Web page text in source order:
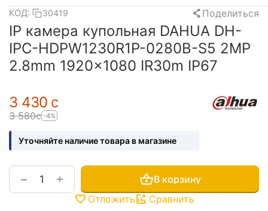
КОД: 30419 Поделиться
IP камера купольная DAHUA DH-
IPC-HDPW1230R1P-0280B-S5 2MP
2.8mm 1920×1080 IR30m IP67
3 430 с
3 580с -4%
Уточняйте наличие товара в магазине
+
−
В корзину
Отложить
Сравнить